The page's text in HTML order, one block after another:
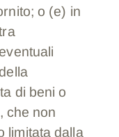
o (e) in
di beni o
che non
limitata dalla